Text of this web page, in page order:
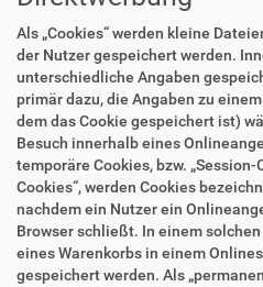
Als „Cookies“ werden kleine
der Nutzer gespeichert werden.
unterschiedliche Angaben
primär dazu, die Angaben zu
dem das Cookie gespeichert ist)
Besuch innerhalb eines
temporäre Cookies, bzw.
Cookies“, werden Cookies
nachdem ein Nutzer ein
Browser schließt. In einem
eines Warenkorbs in einem
gespeichert werden. Als